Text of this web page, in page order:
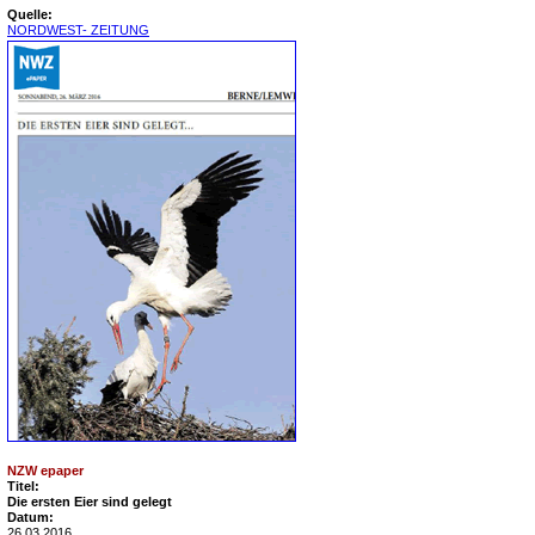
Quelle:
NORDWEST- ZEITUNG
NZW epaper
Titel:
Die ersten Eier sind gelegt
Datum: